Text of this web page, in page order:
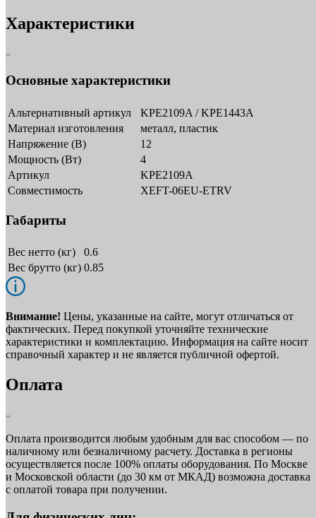
Характеристики
Основные характеристики
Альтернативный артикул
KPE2109A / KPE1443A
Материал изготовления
металл, пластик
Напряжение (В)
12
Мощность (Вт)
4
Артикул
KPE2109A
Совместимость
XEFT-06EU-ETRV
Габариты
Вес нетто (кг)
0.6
Вес брутто (кг) 0.85
Внимание! Цены, указанные на сайте, могут отличаться от
фактических. Перед покупкой уточняйте технические
характеристики и комплектацию. Информация на сайте носит
справочный характер и не является публичной офертой.
Оплата
Оплата производится любым удобным для вас способом — по
наличному или безналичному расчету. Доставка в регионы
осуществляется после 100% оплаты оборудования. По Москве
и Московской области (до 30 км от МКАД) возможна доставка
с оплатой товара при получении.